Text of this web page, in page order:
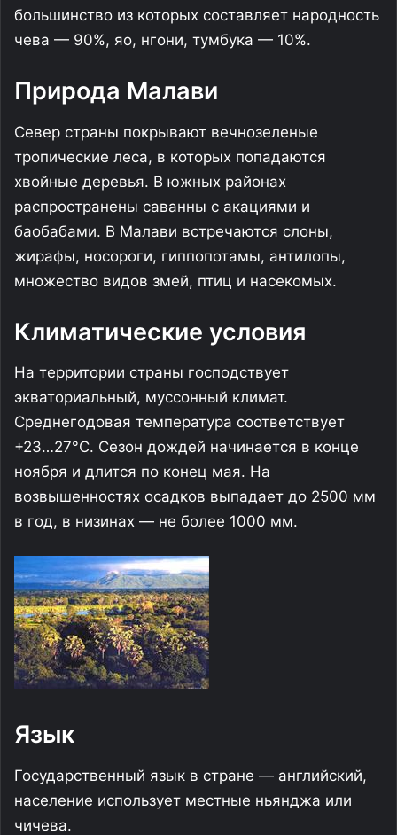
большинство из которых составляет народность
чева — 90%, яо, нгони, тумбука — 10%.
Природа Малави
Север страны покрывают вечнозеленые
тропические леса, в которых попадаются
хвойные деревья. В южных районах
распространены саванны с акациями и
баобабами. В Малави встречаются слоны,
жирафы, носороги, гиппопотамы, антилопы,
множество видов змей, птиц и насекомых.
Климатические условия
На территории страны господствует
экваториальный, муссонный климат.
Среднегодовая температура соответствует
+23…27°C. Сезон дождей начинается в конце
ноября и длится по конец мая. На
возвышенностях осадков выпадает до 2500 мм
в год, в низинах — не более 1000 мм.
Язык
Государственный язык в стране — английский,
население использует местные ньянджа или
чичева.